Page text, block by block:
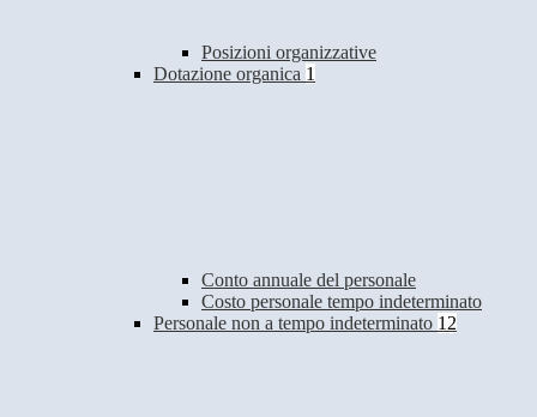
Posizioni organizzative
Dotazione organica 1
Conto annuale del personale
Costo personale tempo indeterminato
Personale non a tempo indeterminato 12